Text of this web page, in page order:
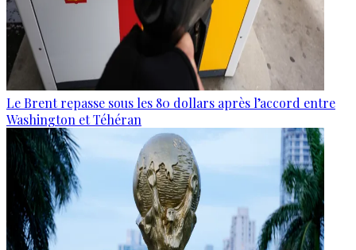
Le Brent repasse sous les 80 dollars après l’accord entre
Washington et Téhéran